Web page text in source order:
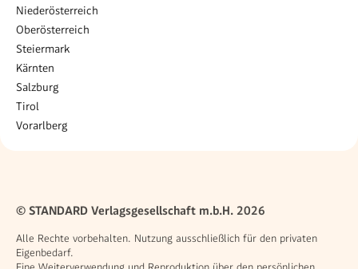
Niederösterreich
Oberösterreich
Steiermark
Kärnten
Salzburg
Tirol
Vorarlberg
© STANDARD Verlagsgesellschaft m.b.H. 2026
Alle Rechte vorbehalten. Nutzung ausschließlich für den privaten
Eigenbedarf.